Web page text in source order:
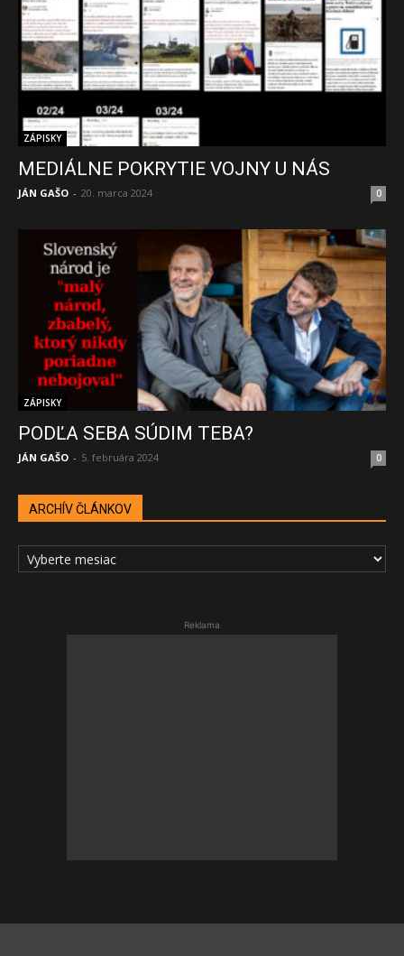
ZÁPISKY
MEDIÁLNE POKRYTIE VOJNY U NÁS
JÁN GAŠO - 20. marca 2024 0
ZÁPISKY
PODĽA SEBA SÚDIM TEBA?
JÁN GAŠO - 5. februára 2024 0
ARCHÍV ČLÁNKOV
ARCHÍV
ČLÁNKOV
Reklama